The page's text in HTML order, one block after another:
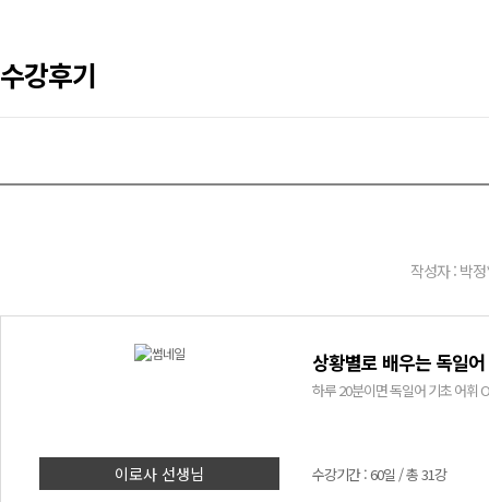
뉴
수강후기
작성자 : 박
이로사 선생님
상황별로 배우는 독일
하루 20분이면 독일어 기초 어휘
수강기간 : 60일 / 총 31강